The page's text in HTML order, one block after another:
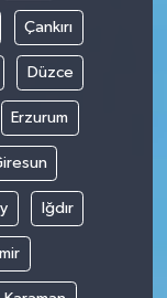
Çankırı
Düzce
Erzurum
Iğdır